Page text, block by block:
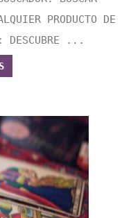
PRODUCTO DE
DESCUBRE ...